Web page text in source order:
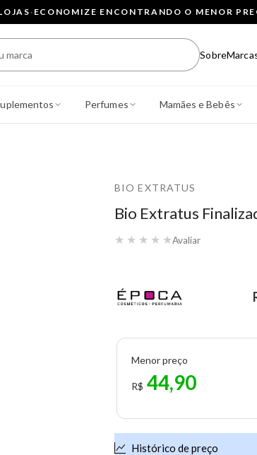
· ECONOMIZE ENCONTRANDO O MENOR
Sobre
Perfumes Mamães e Bebês
BIO EXTRATUS
Bio Extratus
★ ★ ★ ★ ★Avaliar
Menor preço
R$ 44,90
Histórico de preço